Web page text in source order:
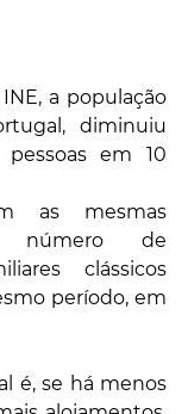
a população
diminuiu
em 10
as mesmas
número de
clássicos
período, em
é, se há menos